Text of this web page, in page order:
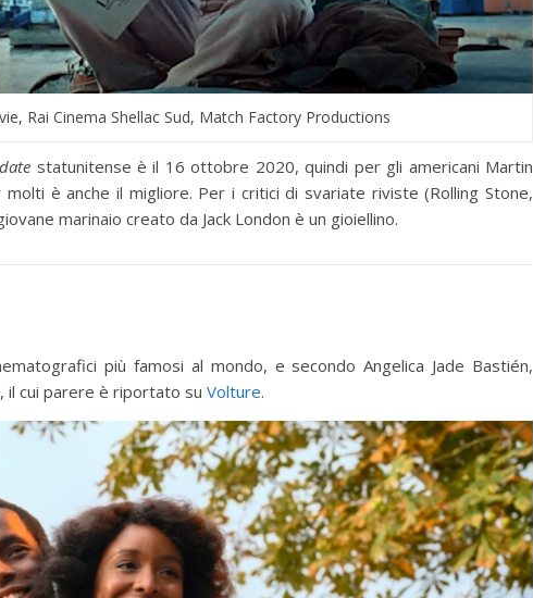
Rai Cinema Shellac Sud, Match Factory Productions
statunitense è il 16 ottobre 2020, quindi per gli americani Martin
è anche il migliore. Per i critici di svariate riviste (Rolling Stone,
marinaio creato da Jack London è un gioiellino.
più famosi al mondo, e secondo Angelica Jade Bastién,
il cui parere è riportato su Volture.